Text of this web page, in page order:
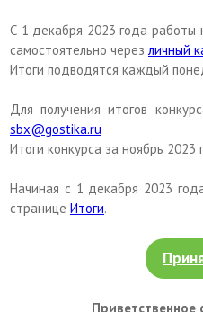
С 1 декабря 2023 года работы
самостоятельно черезличный
Итоги подводятся каждый
Для получения итогов
sbx@gostika.ru
Итоги конкурса за ноябрь
Начиная с 1 декабря 2023
странице Итоги.
Приветственное